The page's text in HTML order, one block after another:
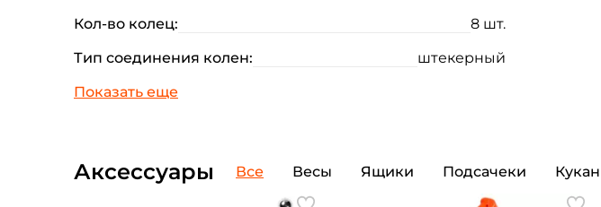
Кол-во колец:
8 шт.
Тип соединения колен:
штекерный
Аксессуары Все Весы Ящики Подсачеки
ФИО: *
Номер телефона: *